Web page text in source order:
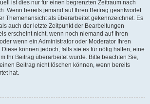
ist dies nur für einen begrenzten Zeitraum nach
Wenn bereits jemand auf Ihren Beitrag geantwortet
Themenansicht als überarbeitet gekennzeichnet. Es
auch der letzte Zeitpunkt der Bearbeitungen
erscheint nicht, wenn noch niemand auf Ihren
wenn ein Administrator oder Moderator Ihren
Diese können jedoch, falls sie es für nötig halten, eine
Ihr Beitrag überarbeitet wurde. Bitte beachten Sie,
Beitrag nicht löschen können, wenn bereits
hat.